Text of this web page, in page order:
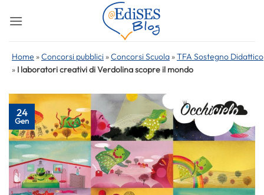
Home »Concorsi pubblici »Concorsi Scuola »TFA Sostegno Didattico
» I laboratori creativi di Verdolina scopre il mondo
24
Gen